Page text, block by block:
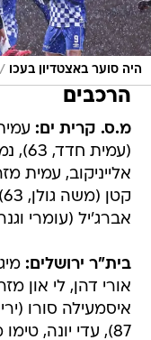
היה סוער באצטדיון בעכו /
הרכבים
מ.ס. קרית ים:
אברג'יל (עומרי וגנר, 99), גיל חדד (יובל דיין,
בית"ר ירושלים: